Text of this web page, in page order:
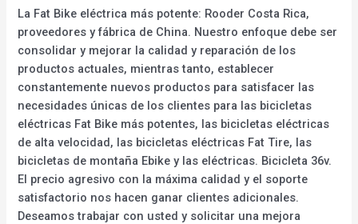
La Fat Bike eléctrica más potente: Rooder Costa Rica,
proveedores y fábrica de China. Nuestro enfoque debe ser
consolidar y mejorar la calidad y reparación de los
productos actuales, mientras tanto, establecer
constantemente nuevos productos para satisfacer las
necesidades únicas de los clientes para las bicicletas
eléctricas Fat Bike más potentes, las bicicletas eléctricas
de alta velocidad, las bicicletas eléctricas Fat Tire, las
bicicletas de montaña Ebike y las eléctricas. Bicicleta 36v.
El precio agresivo con la máxima calidad y el soporte
satisfactorio nos hacen ganar clientes adicionales.
Deseamos trabajar con usted y solicitar una mejora